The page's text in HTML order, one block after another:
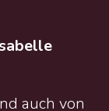
auch von